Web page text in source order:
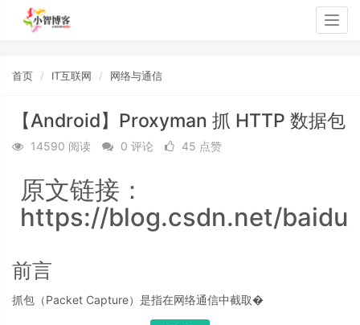
首页 IT互联网 网络与通信
【Android】Proxyman 抓 HTTP 数据包
14590 阅读 0 评论 45 点赞
原文链接：
https://blog.csdn.net/
前言
抓包（Packet Capture）是指在网络通信中截取�